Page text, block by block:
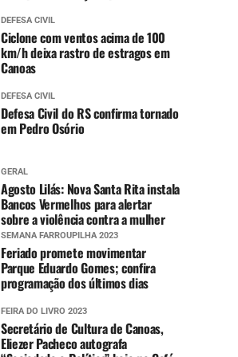
DEFESA CIVIL
Ciclone com ventos acima de 100
km/h deixa rastro de estragos em
Canoas
DEFESA CIVIL
Defesa Civil do RS confirma tornado
em Pedro Osório
GERAL
Agosto Lilás: Nova Santa Rita instala
Bancos Vermelhos para alertar
sobre a violência contra a mulher
SEMANA FARROUPILHA 2023
Feriado promete movimentar
Parque Eduardo Gomes; confira
programação dos últimos dias
FEIRA DO LIVRO 2023
Secretário de Cultura de Canoas,
Eliezer Pacheco autografa